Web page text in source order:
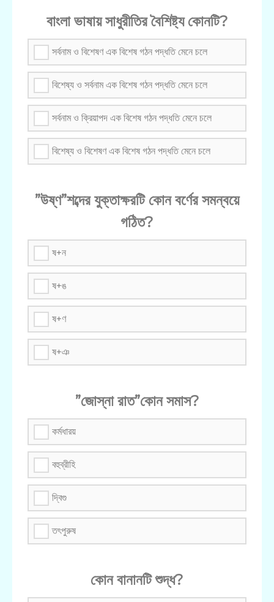
বাংলা ভাষায় সাধুরীতির বৈশিষ্ট্য কোনটি?
সর্বনাম ও বিশেষণ এক বিশেষ গঠন পদ্ধতি মেনে চলে
বিশেষ্য ও সর্বনাম এক বিশেষ গঠন পদ্ধতি মেনে চলে
সর্বনাম ও ক্রিয়াপদ এক বিশেষ গঠন পদ্ধতি মেনে চলে
বিশেষ্য ও বিশেষণ এক বিশেষ গঠন পদ্ধতি মেনে চলে
”উষ্ণ”শব্দের যুক্তাক্ষরটি কোন বর্ণের সমন্বয়ে
গঠিত?
ষ+ন
ষ+ঙ
ষ+ণ
ষ+ঞ
”জোস্না রাত”কোন সমাস?
কর্মধারয়
বহুব্রীহি
দ্বিগু
তৎপুরুষ
কোন বানানটি শুদ্ধ?